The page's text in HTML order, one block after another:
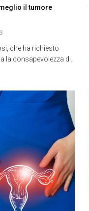
il tumore
che ha richiesto
la consapevolezza di.